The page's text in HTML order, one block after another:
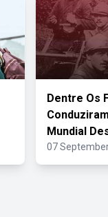
Dentre Os
Mundial
07